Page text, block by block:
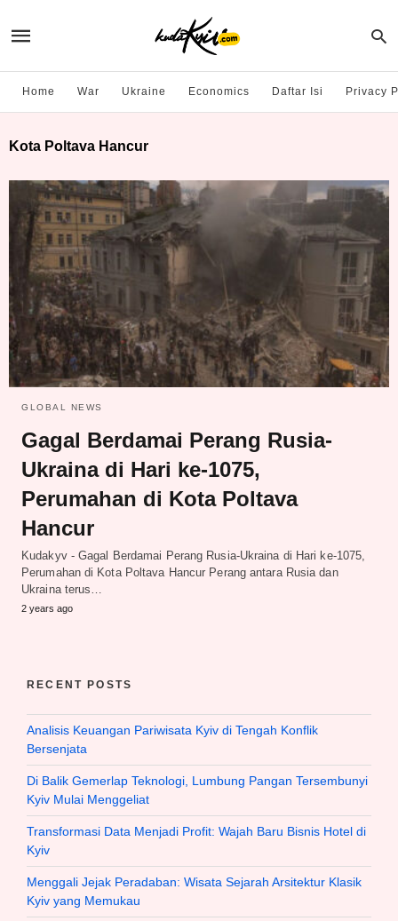
Home War Ukraine Economics Daftar Isi Privacy
Kota Poltava Hancur
GLOBAL NEWS
Gagal Berdamai Perang Rusia-
Ukraina di Hari ke-1075,
Perumahan di Kota Poltava
Hancur
Kudakyv - Gagal Berdamai Perang Rusia-Ukraina di Hari ke-1075,
Perumahan di Kota Poltava Hancur Perang antara Rusia dan
Ukraina terus…
2 years ago
RECENT POSTS
Analisis Keuangan Pariwisata Kyiv di Tengah Konflik
Bersenjata
Di Balik Gemerlap Teknologi, Lumbung Pangan Tersembunyi
Kyiv Mulai Menggeliat
Transformasi Data Menjadi Profit: Wajah Baru Bisnis Hotel di
Kyiv
Menggali Jejak Peradaban: Wisata Sejarah Arsitektur Klasik
Kyiv yang Memukau